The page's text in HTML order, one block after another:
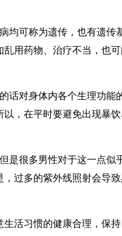
可称为遗传，也有遗传
用药物、治疗不当，也
对身体内各个生理功能
，在平时要避免出现暴
很多男性对于这一点似
过多的紫外线照射会导
生活习惯的健康合理，保